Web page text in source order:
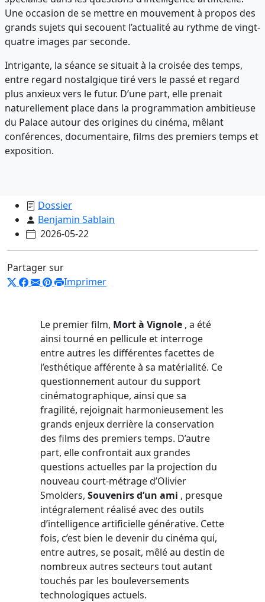
Une occasion de se mettre en mouvement à propos des
grands sujets qui secouent l’actualité au rythme de vingt-
quatre images par seconde.
Intrigante, la séance se situait à la croisée des temps,
entre regard nostalgique tiré vers le passé et regard
plus anxieux vers le futur. D’une part, elle prenait
naturellement place dans la programmation ambitieuse
du Palace autour des origines du cinéma, mêlant
conférences, documentaire, films des premiers temps et
exposition.
Dossier
Benjamin Sablain
2026-05-22
Partager sur
Imprimer
Le premier film, Mort à Vignole , a été
ainsi tourné en pellicule et interroge
entre autres les différentes facettes de
l’esthétique afférente à sa matérialité. Ce
questionnement autour du support
cinématographique, ainsi que sa
fragilité, rejoignait harmonieusement les
grands enjeux derrière la conservation
des films des premiers temps. D’autre
part, elle confrontait aux grandes
questions actuelles par la projection du
nouveau court-métrage d’Olivier
Smolders, Souvenirs d’un ami , presque
intégralement réalisé avec des outils
d’intelligence artificielle générative. Cette
fois, c’est bien le devenir du cinéma qui,
entre autres, se posait, mêlé au destin de
nombreux autres secteurs tout autant
touchés par les bouleversements
technologiques actuels.